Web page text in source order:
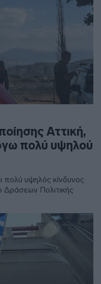
Αττική,
πολύ υψηλού
πολύ υψηλός κίνδυνος
Δράσεων Πολιτικής